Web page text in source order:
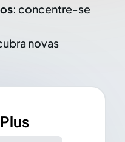
: concentre-se
novas